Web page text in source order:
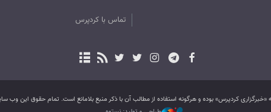
تماس با کردپرس
«خبرگزاری کردپرس» بوده و هرگونه استفاده از مطالب آن با ذکر منبع بلامانع است. تمام حقوق این